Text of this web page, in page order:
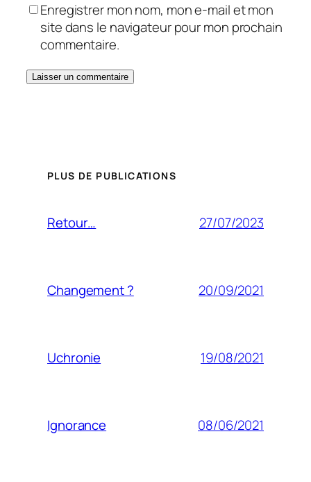
Enregistrer mon nom, mon e-mail et mon
site dans le navigateur pour mon prochain
commentaire.
PLUS DE PUBLICATIONS
Retour… 27/07/2023
Changement ? 20/09/2021
Uchronie 19/08/2021
Ignorance 08/06/2021